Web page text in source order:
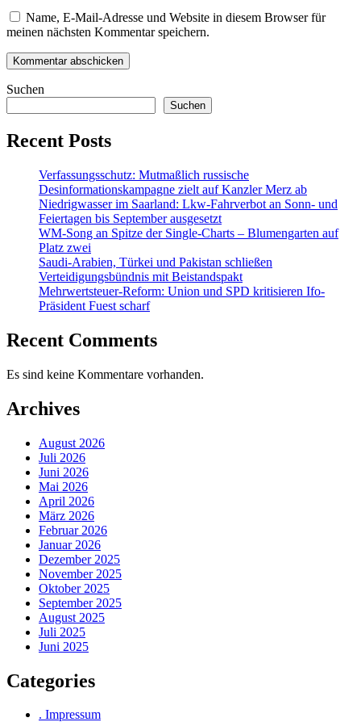
Name, E-Mail-Adresse und Website in diesem Browser für
meinen nächsten Kommentar speichern.
Suchen
Suchen
Recent Posts
Verfassungsschutz: Mutmaßlich russische
Desinformationskampagne zielt auf Kanzler Merz ab
Niedrigwasser im Saarland: Lkw-Fahrverbot an Sonn- und
Feiertagen bis September ausgesetzt
WM-Song an Spitze der Single-Charts – Blumengarten auf
Platz zwei
Saudi-Arabien, Türkei und Pakistan schließen
Verteidigungsbündnis mit Beistandspakt
Mehrwertsteuer-Reform: Union und SPD kritisieren Ifo-
Präsident Fuest scharf
Recent Comments
Es sind keine Kommentare vorhanden.
Archives
August 2026
Juli 2026
Juni 2026
Mai 2026
April 2026
März 2026
Februar 2026
Januar 2026
Dezember 2025
November 2025
Oktober 2025
September 2025
August 2025
Juli 2025
Juni 2025
Categories
. Impressum